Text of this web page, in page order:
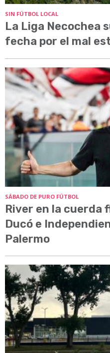
SIN FÚTBOL LOCAL
La Liga Necochea
fecha por el mal
SÁBADO DE PURO FÚTBOL
River en la cuerda
Ducó e
Palermo